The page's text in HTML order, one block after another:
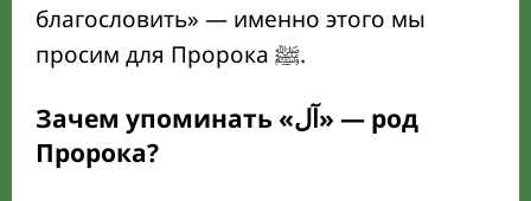
благословить» — именно этого мы
просим для Пророка ﷺ.
Зачем упоминать «آل» — род
Пророка?